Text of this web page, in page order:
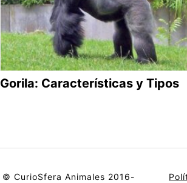
Gorila: Características y Tipos
© CurioSfera Animales 2016-